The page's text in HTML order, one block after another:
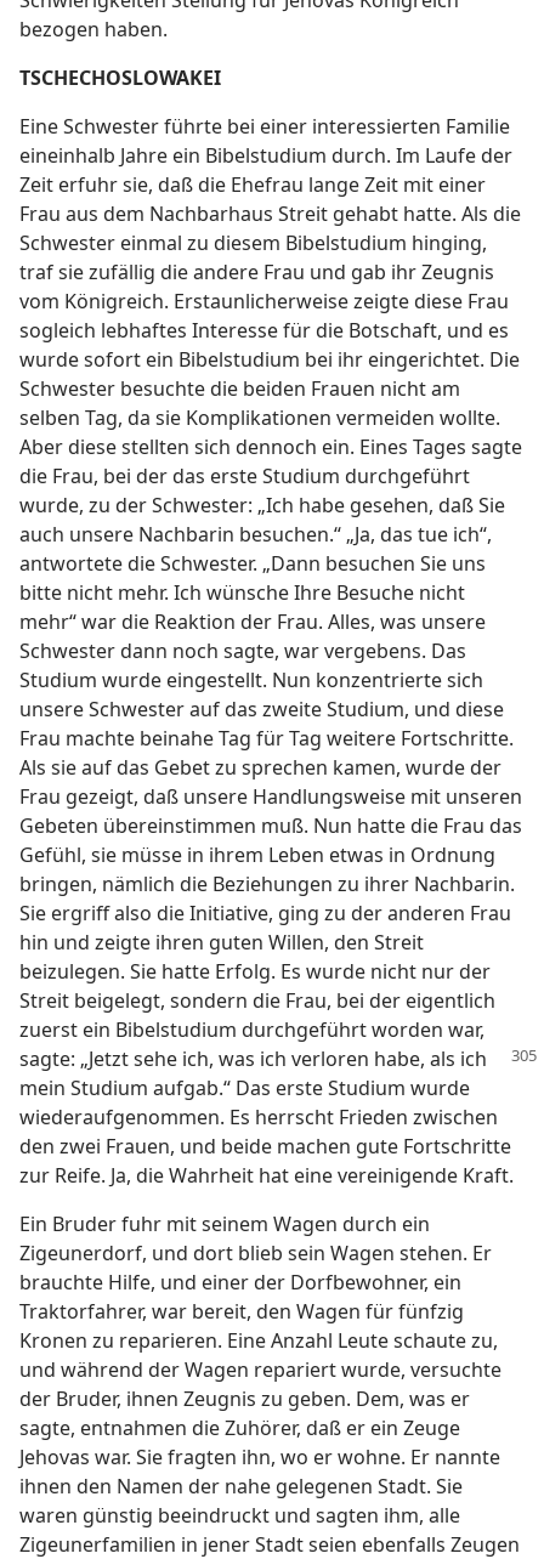
bezogen haben.
TSCHECHOSLOWAKEI
Eine Schwester führte bei einer interessierten Familie
eineinhalb Jahre ein Bibelstudium durch. Im Laufe der
Zeit erfuhr sie, daß die Ehefrau lange Zeit mit einer
Frau aus dem Nachbarhaus Streit gehabt hatte. Als die
Schwester einmal zu diesem Bibelstudium hinging,
traf sie zufällig die andere Frau und gab ihr Zeugnis
vom Königreich. Erstaunlicherweise zeigte diese Frau
sogleich lebhaftes Interesse für die Botschaft, und es
wurde sofort ein Bibelstudium bei ihr eingerichtet. Die
Schwester besuchte die beiden Frauen nicht am
selben Tag, da sie Komplikationen vermeiden wollte.
Aber diese stellten sich dennoch ein. Eines Tages sagte
die Frau, bei der das erste Studium durchgeführt
wurde, zu der Schwester: „Ich habe gesehen, daß Sie
auch unsere Nachbarin besuchen.“ „Ja, das tue ich“,
antwortete die Schwester. „Dann besuchen Sie uns
bitte nicht mehr. Ich wünsche Ihre Besuche nicht
mehr“ war die Reaktion der Frau. Alles, was unsere
Schwester dann noch sagte, war vergebens. Das
Studium wurde eingestellt. Nun konzentrierte sich
unsere Schwester auf das zweite Studium, und diese
Frau machte beinahe Tag für Tag weitere Fortschritte.
Als sie auf das Gebet zu sprechen kamen, wurde der
Frau gezeigt, daß unsere Handlungsweise mit unseren
Gebeten übereinstimmen muß. Nun hatte die Frau das
Gefühl, sie müsse in ihrem Leben etwas in Ordnung
bringen, nämlich die Beziehungen zu ihrer Nachbarin.
Sie ergriff also die Initiative, ging zu der anderen Frau
hin und zeigte ihren guten Willen, den Streit
beizulegen. Sie hatte Erfolg. Es wurde nicht nur der
Streit beigelegt, sondern die Frau, bei der eigentlich
zuerst ein Bibelstudium durchgeführt worden war,
sagte: „Jetzt sehe ich, was ich verloren habe, als ich
mein Studium aufgab.“ Das erste Studium wurde
wiederaufgenommen. Es herrscht Frieden zwischen
den zwei Frauen, und beide machen gute Fortschritte
zur Reife. Ja, die Wahrheit hat eine vereinigende Kraft.
Ein Bruder fuhr mit seinem Wagen durch ein
Zigeunerdorf, und dort blieb sein Wagen stehen. Er
brauchte Hilfe, und einer der Dorfbewohner, ein
Traktorfahrer, war bereit, den Wagen für fünfzig
Kronen zu reparieren. Eine Anzahl Leute schaute zu,
und während der Wagen repariert wurde, versuchte
der Bruder, ihnen Zeugnis zu geben. Dem, was er
sagte, entnahmen die Zuhörer, daß er ein Zeuge
Jehovas war. Sie fragten ihn, wo er wohne. Er nannte
ihnen den Namen der nahe gelegenen Stadt. Sie
waren günstig beeindruckt und sagten ihm, alle
Zigeunerfamilien in jener Stadt seien ebenfalls Zeugen